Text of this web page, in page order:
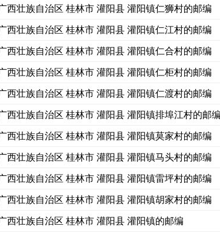
西壮族自治区 桂林市 灌阳县 灌阳镇仁狮村的邮编
西壮族自治区 桂林市 灌阳县 灌阳镇仁江村的邮编
西壮族自治区 桂林市 灌阳县 灌阳镇仁合村的邮编
西壮族自治区 桂林市 灌阳县 灌阳镇仁柜村的邮编
西壮族自治区 桂林市 灌阳县 灌阳镇仁渡村的邮编
西壮族自治区 桂林市 灌阳县 灌阳镇排埠江村的邮编
西壮族自治区 桂林市 灌阳县 灌阳镇莫家村的邮编
西壮族自治区 桂林市 灌阳县 灌阳镇马头村的邮编
西壮族自治区 桂林市 灌阳县 灌阳镇雷坪村的邮编
西壮族自治区 桂林市 灌阳县 灌阳镇胡家村的邮编
西壮族自治区 桂林市 灌阳县 灌阳镇的邮编